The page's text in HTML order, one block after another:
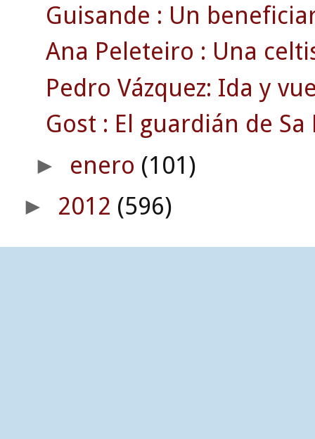
Guisande : Un
Ana Peleteiro : Una
Pedro Vázquez: Ida y
Gost : El guardián de Sa
► enero (101)
► 2012 (596)